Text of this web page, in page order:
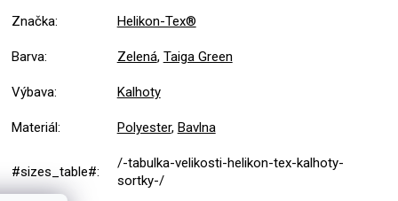
Značka: Helikon-Tex®
Barva: Zelená, Taiga Green
Výbava: Kalhoty
Materiál: Polyester, Bavlna
#sizes_table#:
/-tabulka-velikosti-helikon-tex-kalhoty-
sortky-/